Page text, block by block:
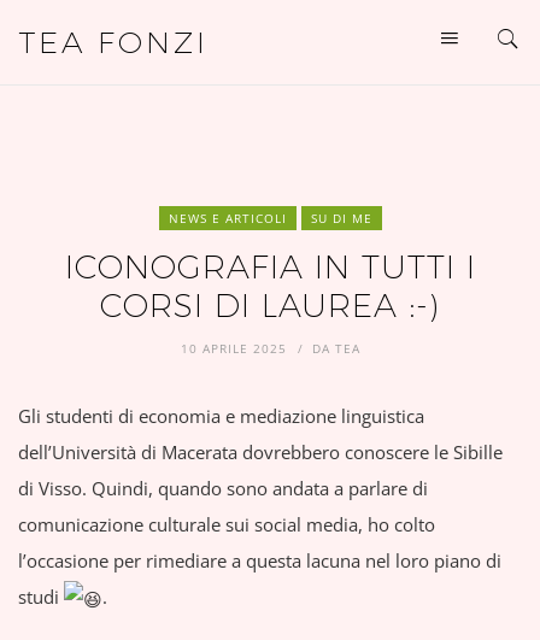
TEA FONZI
NEWS E ARTICOLI SU DI ME
ICONOGRAFIA IN TUTTI I
CORSI DI LAUREA :-)
10 APRILE 2025 DA TEA
Gli studenti di economia e mediazione linguistica
dell’Università di Macerata dovrebbero conoscere le Sibille
di Visso. Quindi, quando sono andata a parlare di
comunicazione culturale sui social media, ho colto
l’occasione per rimediare a questa lacuna nel loro piano di
studi
.